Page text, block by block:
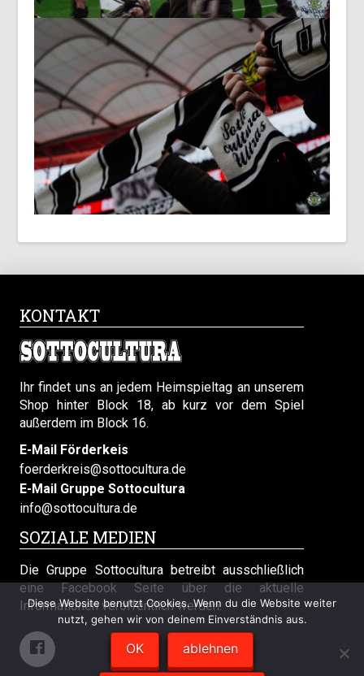
KONTAKT
Ihr findet uns an jedem Heimspieltag an unserem
Shop hinter Block 18, ab kurz vor dem Spiel
außerdem im Block 16.
E-Mail Förderkeis
foerderkreis@sottocultura.de
E-Mail Gruppe Sottocultura
info@sottocultura.de
SOZIALE MEDIEN
Die Gruppe Sottocultura betreibt ausschließlich
eine Facebook Seite über die aktuelle
Informationen veröffentlich werden.
Diese Website benutzt Cookies. Wenn du die Website weiter
nutzt, gehen wir von deinem Einverständnis aus.
OK ablehnen